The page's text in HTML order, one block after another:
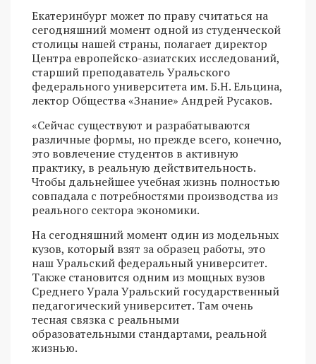
Екатеринбург может по праву считаться на
сегодняшний момент одной из студенческой
столицы нашей страны, полагает директор
Центра европейско-азиатских исследований,
старший преподаватель Уральского
федерального университета им. Б.Н. Ельцина,
лектор Общества «Знание» Андрей Русаков.
«Сейчас существуют и разрабатываются
различные формы, но прежде всего, конечно,
это вовлечение студентов в активную
практику, в реальную действительность.
Чтобы дальнейшее учебная жизнь полностью
совпадала с потребностями производства из
реального сектора экономики.
На сегодняшний момент один из модельных
кузов, который взят за образец работы, это
наш Уральский федеральный университет.
Также становится одним из мощных вузов
Среднего Урала Уральский государственный
педагогический университет. Там очень
тесная связка с реальными
образовательными стандартами, реальной
жизнью.